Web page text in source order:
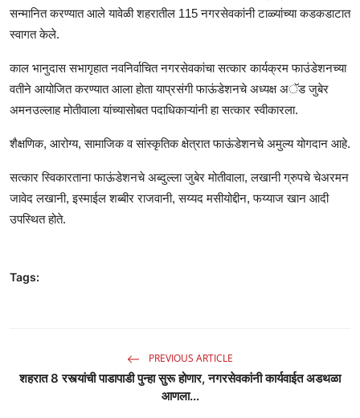
सन्मानित करण्यात आले यावेळी शहरातील 115 नगरसेवकांनी टाळ्यांच्या कडकडाटात
स्वागत केले.
काल भानुदास सभागृहात नवनिर्वाचित नगरसेवकांचा सत्कार कार्यक्रम फाउंडेशनच्या
वतीने आयोजित करण्यात आला होता याप्रसंगी फाऊंडेशनचे अध्यक्ष अॅड जुबेर
अमनउल्लाह मोतीवाला यांच्यासोबत पदाधिकाऱ्यांनी हा सत्कार स्वीकारला.
शैक्षणिक, आरोग्य, सामाजिक व सांस्कृतिक क्षेत्रात फाऊंडेशनचे अमुल्य योगदान आहे.
सत्कार स्विकारताना फाऊंडेशनचे अब्दुल्ला जुबेर मोतीवाला, लखानी ग्रुपचे चेअरमन
जावेद लखानी, इस्माईल शब्बीर राजवानी, सय्यद मसीयोद्दीन, फय्याज खान आदी
उपस्थित होते.
Tags:
PREVIOUS ARTICLE
शहरात 8 रस्त्यांची पाडापाडी पुन्हा सुरू होणार, नगरसेवकांनी कार्यवाईत अडथळा
आणला...